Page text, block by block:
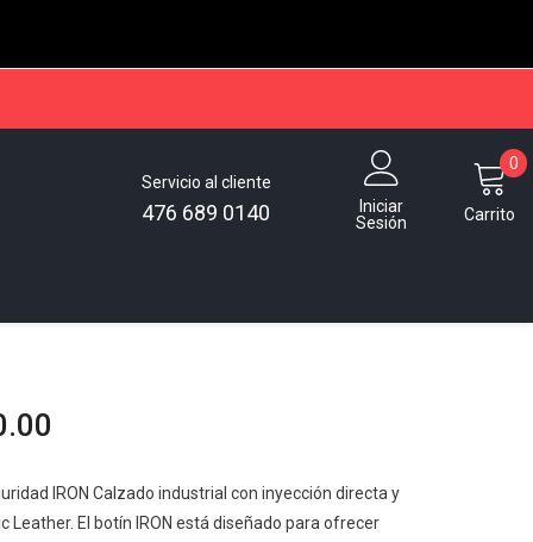
Servicio al cliente
476 689 0140
Iniciar
Sesión
Carrito
00
IRON Calzado industrial con inyección directa y
Leather. El botín IRON está diseñado para ofrecer